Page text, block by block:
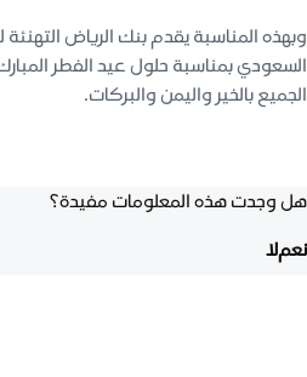
وبهذه المناسبة يقدم بنك الرياض
السعودي بمناسبة حلول عيد الفطر
الجميع بالخير واليمن والبركات.
هل وجدت هذه المعلومات مفيدة؟
نعملا